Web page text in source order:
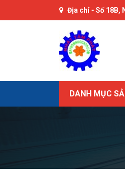
Địa chỉ - Số 18B,
DANH MỤC